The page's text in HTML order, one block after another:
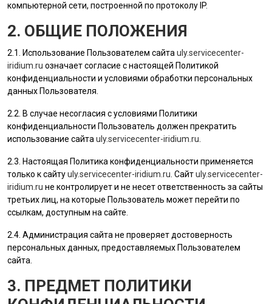
компьютерной сети, построенной по протоколу IP.
2. ОБЩИЕ ПОЛОЖЕНИЯ
2.1. Использование Пользователем сайта uly.servicecenter-
iridium.ru означает согласие с настоящей Политикой
конфиденциальности и условиями обработки персональных
данных Пользователя
2.2. В случае несогласия с условиями Политики
конфиденциальности Пользователь должен прекратить
использование сайта uly.servicecenter-iridium.ru
2.3. Настоящая Политика конфиденциальности применяется
только к сайтуuly.servicecenter-iridium.ru . Сайтuly.servicecenter-
iridium.ru не контролирует и не несет ответственность за сайты
третьих лиц, на которые Пользователь может перейти по
ссылкам, доступным на сайте.
2.4. Администрация сайта не проверяет достоверность
персональных данных, предоставляемых Пользователем
сайта.
3. ПРЕДМЕТ ПОЛИТИКИ